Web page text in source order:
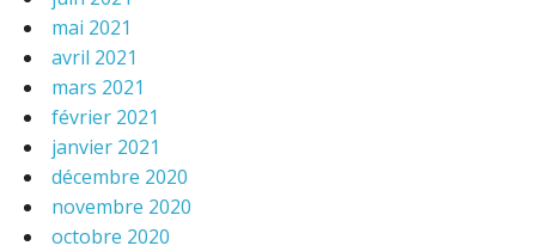
mai 2021
avril 2021
mars 2021
février 2021
janvier 2021
décembre 2020
novembre 2020
octobre 2020